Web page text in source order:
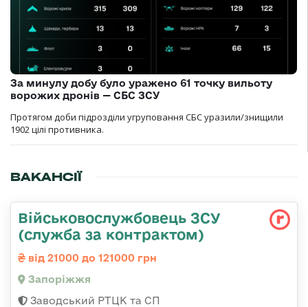
За минулу добу було уражено 61 точку вильоту
ворожих дронів — СБС ЗСУ
Протягом доби підрозділи угруповання СБС уразили/знищили
1902 цілі противника.
ВАКАНСІЇ
Військовослужбовець ЗСУ
(служба за контрактом)
від 21000 до 121000 грн
Запоріжжя
Заводський РТЦК та СП